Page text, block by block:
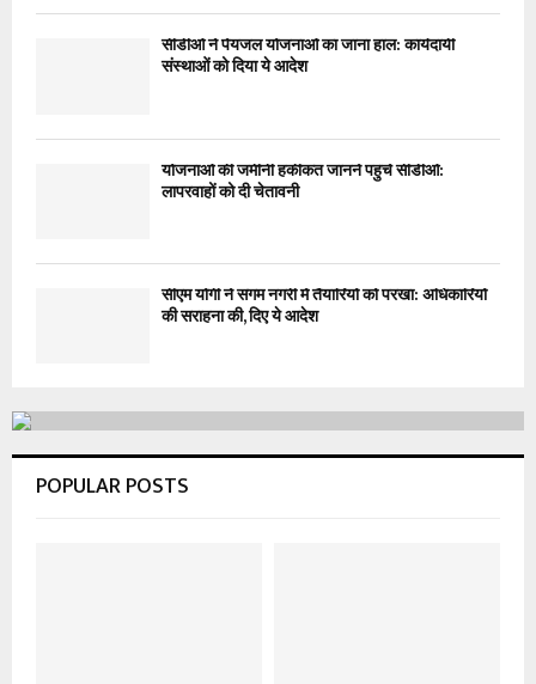
सीडीओ ने पेयजल योजनाओं का जाना हाल: कार्यदायी
संस्थाओं को दिया ये आदेश
योजनाओं की जमीनी हकीकत जानने पहुंचे सीडीओ:
लापरवाहों को दी चेतावनी
सीएम योगी ने संगम नगरी में तैयारियों को परखा: अधिकारियों
की सराहना की, दिए ये आदेश
POPULAR POSTS